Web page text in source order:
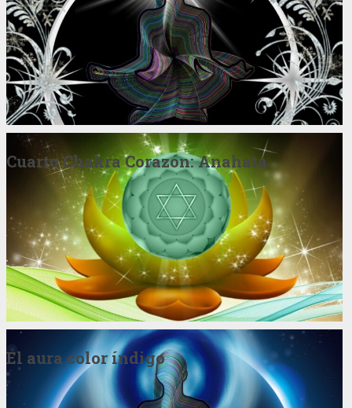
Cuarto Chakra Corazón: Anahata
El aura color índigo